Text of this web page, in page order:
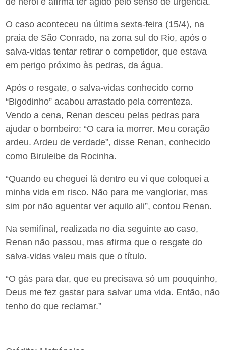
O caso aconteceu na última sexta-feira (15/4), na
praia de São Conrado, na zona sul do Rio, após o
salva-vidas tentar retirar o competidor, que estava
em perigo próximo às pedras, da água.
Após o resgate, o salva-vidas conhecido como
“Bigodinho” acabou arrastado pela correnteza.
Vendo a cena, Renan desceu pelas pedras para
ajudar o bombeiro: “O cara ia morrer. Meu coração
ardeu. Ardeu de verdade”, disse Renan, conhecido
como Biruleibe da Rocinha.
“Quando eu cheguei lá dentro eu vi que coloquei a
minha vida em risco. Não para me vangloriar, mas
sim por não aguentar ver aquilo ali”, contou Renan.
Na semifinal, realizada no dia seguinte ao caso,
Renan não passou, mas afirma que o resgate do
salva-vidas valeu mais que o título.
“O gás para dar, que eu precisava só um pouquinho,
Deus me fez gastar para salvar uma vida. Então, não
tenho do que reclamar.”